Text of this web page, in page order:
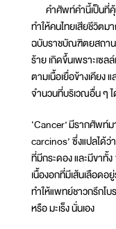
คำศัพท์คำนี้เป็นที่คุ้น
ทำให้คนไทยเสียชีวิตม
ฉบับราชบัณฑิตยสถาน
ร้าย เกิดขึ้นเพราะเซล
ตามเนื้อเยื่อข้างเคียง
จำนวนที่บริเวณอื่น ๆ
‘Cancer’ มีรากศัพ
carcinos’ ซึ่งแปลได้
ที่มีกระดอง และมีขาทั้
เนื้องอกที่มีเส้นเลือด
ทำให้แพทย์ชาวกรีกโ
หรือ มะเร็ง นั่นเอง